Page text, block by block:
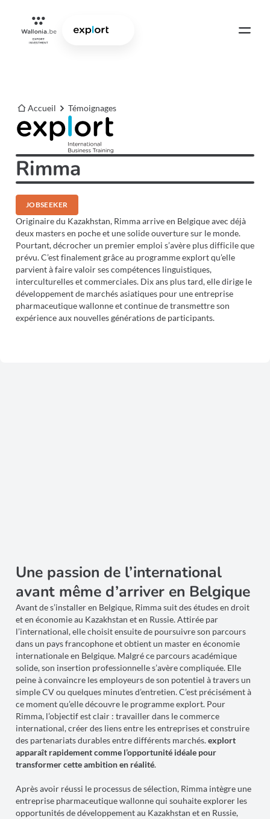
Accueil Témoignages
Rimma
JOBSEEKER
Originaire du Kazakhstan, Rimma arrive en Belgique avec déjà
deux masters en poche et une solide ouverture sur le monde.
Pourtant, décrocher un premier emploi s’avère plus difficile que
prévu. C’est finalement grâce au programme explort qu’elle
parvient à faire valoir ses compétences linguistiques,
interculturelles et commerciales. Dix ans plus tard, elle dirige le
développement de marchés asiatiques pour une entreprise
pharmaceutique wallonne et continue de transmettre son
expérience aux nouvelles générations de participants.
Une passion de l’international
avant même d’arriver en Belgique
Avant de s’installer en Belgique, Rimma suit des études en droit
et en économie au Kazakhstan et en Russie. Attirée par
l’international, elle choisit ensuite de poursuivre son parcours
dans un pays francophone et obtient un master en économie
internationale en Belgique. Malgré ce parcours académique
solide, son insertion professionnelle s’avère compliquée. Elle
peine à convaincre les employeurs de son potentiel à travers un
simple CV ou quelques minutes d’entretien. C’est précisément à
ce moment qu’elle découvre le programme explort. Pour
Rimma, l’objectif est clair : travailler dans le commerce
international, créer des liens entre les entreprises et construire
des partenariats durables entre différents marchés.explort
apparaît rapidement comme l’opportunité idéale pour
transformer cette ambition en réalité.
Après avoir réussi le processus de sélection, Rimma intègre une
entreprise pharmaceutique wallonne qui souhaite explorer les
opportunités de développement au Kazakhstan et en Russie,